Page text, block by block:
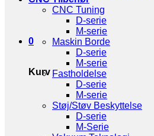
0
Kurv
CNC Tuning
D-serie
M-serie
Maskin Borde
D-serie
M-serie
Fastholdelse
D-serie
M-serie
Støj/Støv Beskyttelse
D-serie
M-Serie